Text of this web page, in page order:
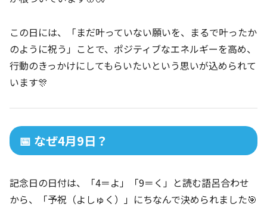
この日には、「まだ叶っていない願いを、まるで叶ったか
のように祝う」ことで、ポジティブなエネルギーを高め、
行動のきっかけにしてもらいたいという思いが込められて
います🎊
📅 なぜ4月9日？
記念日の日付は、「4＝よ」「9＝く」と読む語呂合わせ
から、「予祝（よしゅく）」にちなんで決められました🎯